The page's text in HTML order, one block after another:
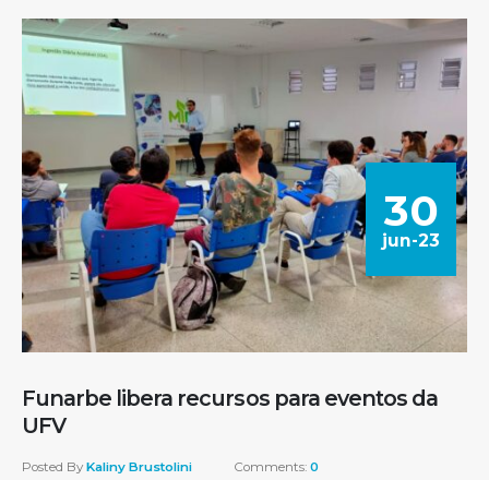
30
jun-23
Funarbe libera recursos para eventos da
UFV
Posted By Kaliny Brustolini Comments: 0